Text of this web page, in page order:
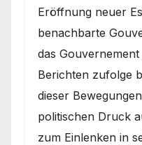
Eröffnung neuer
benachbarte
das
Berichten zufolge
dieser
politischen Druck
zum Einlenken in